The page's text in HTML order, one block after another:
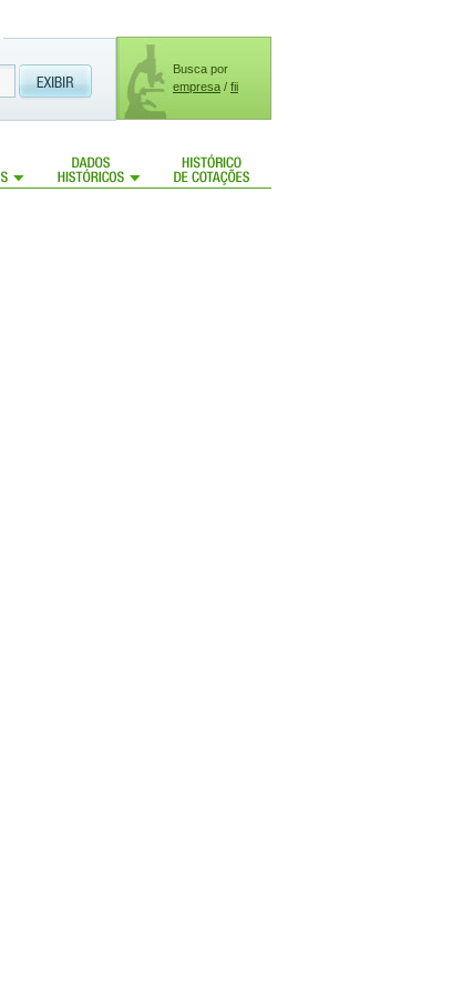
Busca por
empresa / fii